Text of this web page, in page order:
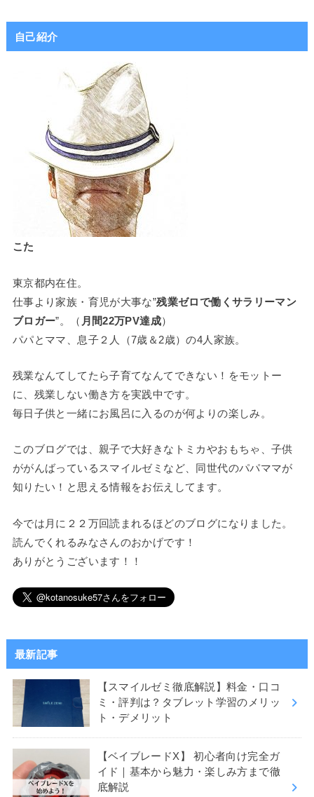
自己紹介
こた
東京都内在住。
仕事より家族・育児が大事な”残業ゼロで働くサラリーマン
ブロガー”。（ 月間22万PV達成）
パパとママ、息子２人（7歳＆2歳）の4人家族。
残業なんてしてたら子育てなんてできない！をモットー
に、残業しない働き方を実践中です。
毎日子供と一緒にお風呂に入るのが何よりの楽しみ。
このブログでは、親子で大好きなトミカやおもちゃ、子供
ががんばっているスマイルゼミなど、同世代のパパママが
知りたい！と思える情報をお伝えしてます。
今では月に２２万回読まれるほどのブログになりました。
読んでくれるみなさんのおかげです！
ありがとうございます！！
最新記事
【スマイルゼミ徹底解説】料金・口コ
ミ・評判は？タブレット学習のメリッ
ト・デメリット
【ベイブレードX】 初心者向け完全ガ
イド｜基本から魅力・楽しみ方まで徹
底解説